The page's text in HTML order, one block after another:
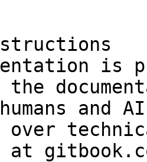
is
and
over
at